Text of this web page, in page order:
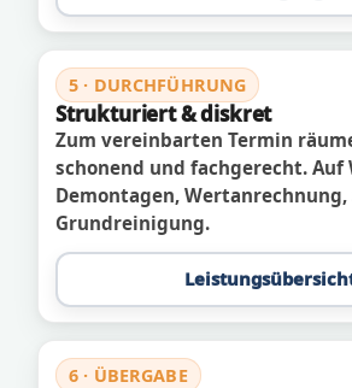
5 · DURCHFÜHRUNG
Strukturiert & diskret
Zum vereinbarten Termin
schonend und fachgerecht. Auf
Demontagen, Wertanrechnung,
Grundreinigung.
6 · ÜBERGABE